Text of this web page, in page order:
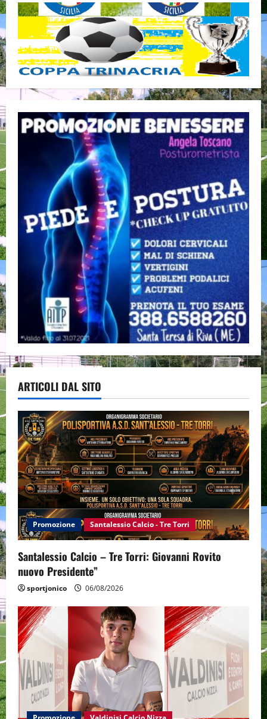
ARTICOLI DAL SITO
Promozione Santalessio Calcio - Tre Torri
Santalessio Calcio – Tre Torri: Giovanni Rovito
nuovo Presidente”
sportjonico 06/08/2026